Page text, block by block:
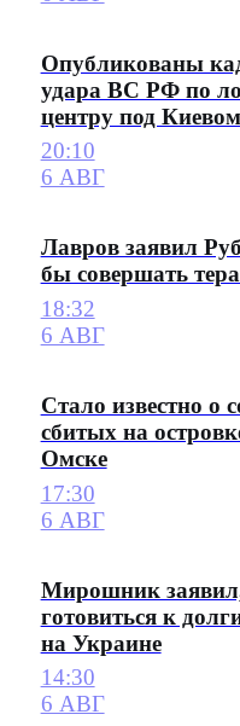
Опубликованы
удара ВС РФ по
центру под Киевом
20:10
6 АВГ
Лавров заявил
бы совершать
18:32
6 АВГ
Стало известно о
сбитых на
Омске
17:30
6 АВГ
Мирошник
готовиться к
на Украине
14:30
6 АВГ